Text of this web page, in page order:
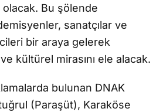
Bu şölende
sanatçılar ve
bir araya gelerek
kültürel mirasını ele alacak.
bulunan DNAK
(Paraşüt), Karaköse